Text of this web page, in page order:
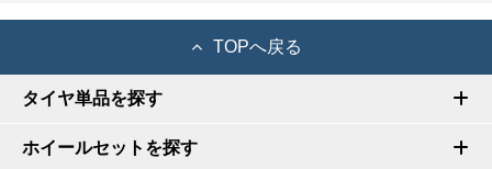
TOPへ戻る
タイヤ単品を探す
ホイールセットを探す